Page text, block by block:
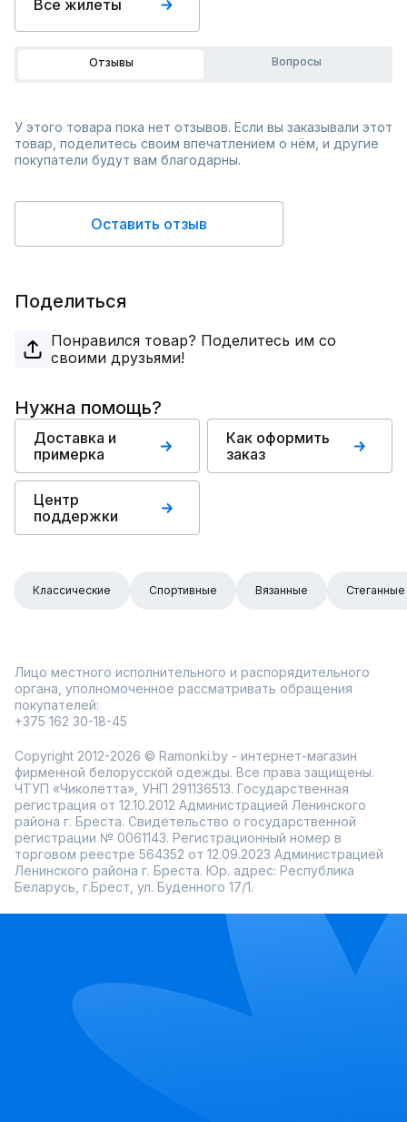
Все жилеты
Отзывы Вопросы
У этого товара пока нет отзывов. Если вы заказывали этот
товар, поделитесь своим впечатлением о нём, и другие
покупатели будут вам благодарны.
Оставить отзыв
Поделиться
Понравился товар? Поделитесь им со
своими друзьями!
Нужна помощь?
Доставка и
примерка
Как оформить
заказ
Центр
поддержки
Классические Спортивные Вязанные Стеганные
Лицо местного исполнительного и распорядительного
органа, уполномоченное рассматривать обращения
покупателей:
+375 162 30-18-45
Copyright 2012-2026 © Ramonki.by - интернет-магазин
фирменной белорусской одежды. Все права защищены.
ЧТУП «Чиколетта», УНП 291136513. Государственная
регистрация от 12.10.2012 Администрацией Ленинского
района г. Бреста. Свидетельство о государственной
регистрации № 0061143. Регистрационный номер в
торговом реестре 564352 от 12.09.2023 Администрацией
Ленинского района г. Бреста. Юр. адрес: Республика
Беларусь, г.Брест, ул. Буденного 17/1.